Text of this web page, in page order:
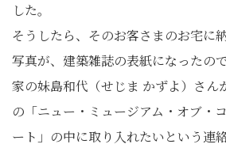
した。
そうしたら、そのお客さまのお宅に
写真が、建築雑誌の表紙になったの
家の妹島和代（せじま かずよ）さん
の「ニュー・ミュージアム・オブ・
ート」の中に取り入れたいという連